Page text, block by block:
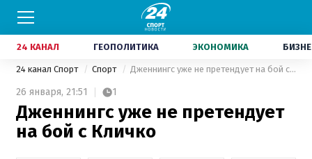
24 КАНАЛ ГЕОПОЛИТИКА ЭКОНОМИКА
24 канал Спорт Спорт Дженнингс уже не претендует на бой с Кличко
26 января, 21:51 1
Дженнингс уже не претендует
на бой с Кличко